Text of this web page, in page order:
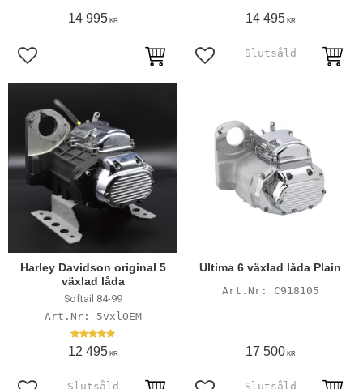
14 995KR
Lägg till i favoriter
14 495KR
Lägg till i favoriter
Harley Davidson original 5
växlad låda
Softail 84-99
5vxlOEM
12 495KR
Ultima 6 växlad låda Plain
C918105
17 500KR